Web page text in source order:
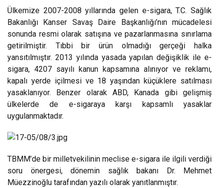
Ülkemize 2007-2008 yıllarında gelen e-sigara, T.C. Sağlık
Bakanlığı Kanser Savaş Daire Başkanlığı’nın mücadelesi
sonunda resmi olarak satışına ve pazarlanmasına sınırlama
getirilmiştir. Tıbbi bir ürün olmadığı gerçeği halka
yansıtılmıştır. 2013 yılında yasada yapılan değişiklik ile e-
sigara, 4207 sayılı kanun kapsamına alınıyor ve reklamı,
kapalı yerde içilmesi ve 18 yaşından küçüklere satılması
yasaklanıyor. Benzer olarak ABD, Kanada gibi gelişmiş
ülkelerde de e-sigaraya karşı kapsamlı yasaklar
uygulanmaktadır.
TBMM’de bir milletvekilinin meclise e-sigara ile ilgili verdiği
soru önergesi, dönemin sağlık bakanı Dr. Mehmet
Müezzinoğlu tarafından yazılı olarak yanıtlanmıştır.